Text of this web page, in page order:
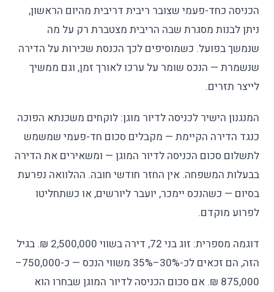
הכניסה כחד-פעמי שצובר ריבית דריבית מהיום הראשון,
ניתן לבנות מסגרת שבה הריבית מצטברת רק על מה
שנמשך בפועל. כשמוסיפים לכך הכנסת שכירות על הדירה
שנשמרת — הנכס שומר על ערכו לאורך זמן, וגם ממשיך
לייצר תזרים.
המנגנון הישיר לכניסה לדיור מוגן: לוקחים משכנתא הפוכה
כנגד הדירה הקיימת — מקבלים סכום חד-פעמי שמשמש
לתשלום סכום הכניסה לדיור המוגן — ומשאירים את הדירה
בבעלות המשפחה. אין החזר חודשי חובה. ההלוואה נפרעת
בסיום — כשהנכס יימכר, יועבר ליורשים, או כשתחליטו
לפרוע מוקדם.
דוגמה מספרית: זוג בני 72, דירה בשווי 2,500,000 ₪. בגיל
הזה, הם זכאים לכ-30%–35% משווי הנכס — כ-750,000–
875,000 ₪. אם סכום הכניסה לדיור המוגן שבחרו הוא